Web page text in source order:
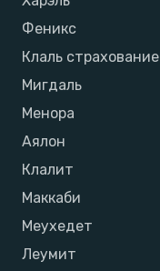
Феникс
Клаль страхование
Мигдаль
Менора
Аялон
Клалит
Маккаби
Меухедет
Леумит